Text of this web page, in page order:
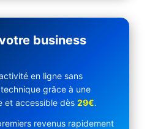
business
en ligne sans
grâce à une
et accessible dès 29€.
revenus rapidement